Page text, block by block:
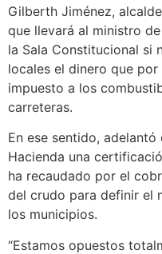
Gilberth Jiménez,
que llevará al ministro
la Sala Constitucional si
locales el dinero que
impuesto a los
carreteras.
En ese sentido,
Hacienda una
ha recaudado por el
del crudo para definir el
los municipios.
“Estamos opuestos